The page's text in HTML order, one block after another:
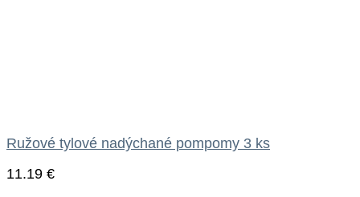
Ružové tylové nadýchané pompomy 3 ks
11.19 €